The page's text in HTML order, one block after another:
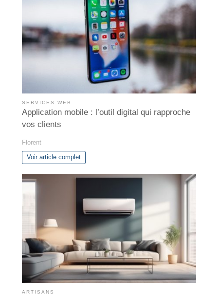
SERVICES WEB
Application mobile : l’outil digital qui rapproche
vos clients
Florent
Voir article complet
ARTISANS